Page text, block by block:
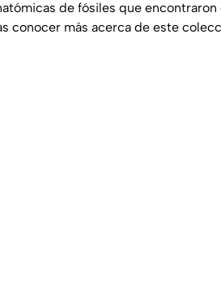
de fósiles que encontraron
conocer más acerca de este